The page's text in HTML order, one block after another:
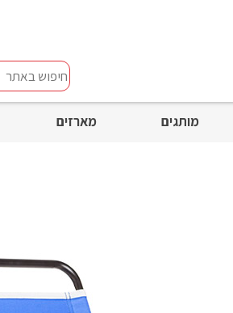
מותגים מארזים
חיפוש
באתר